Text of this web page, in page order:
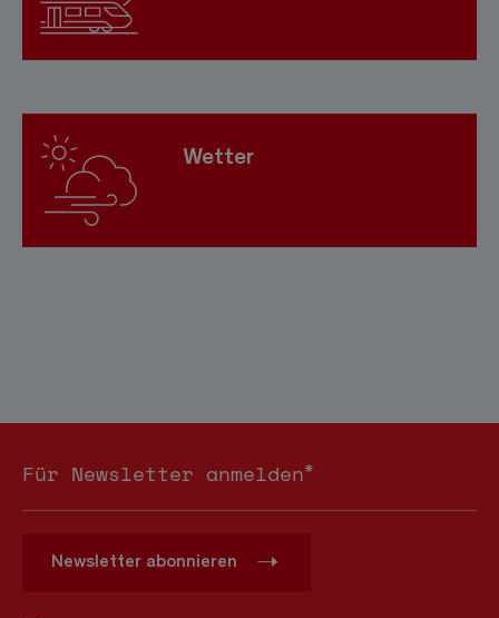
Wetter
Für Newsletter anmelden*
Newsletter abonnieren